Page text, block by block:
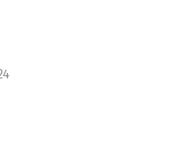
case studies opgenomen;